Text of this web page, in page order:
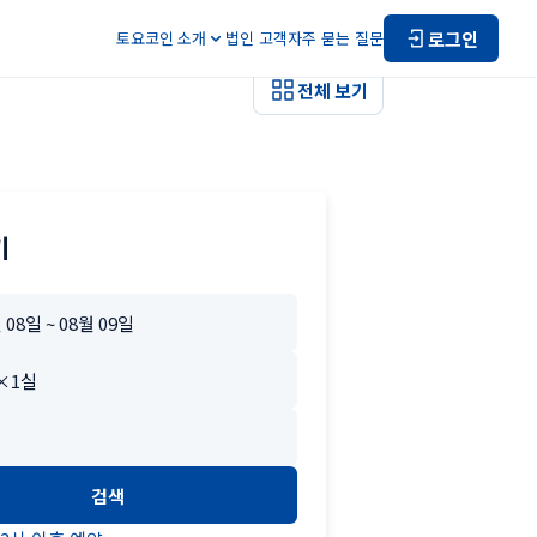
토요코인 소개 법인 고객자주 묻는 질문 로그인
전체 보기
검색